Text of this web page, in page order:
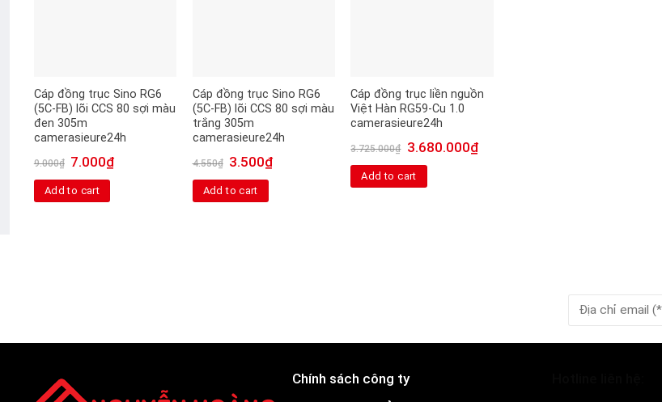
Cáp đồng trục Sino RG6
(5C-FB) lõi CCS 80 sợi màu
đen 305m
camerasieure24h
9.000₫ 7.000₫
Add to cart
Cáp đồng trục Sino RG6
(5C-FB) lõi CCS 80 sợi màu
trắng 305m
camerasieure24h
4.550₫ 3.500₫
Add to cart
Cáp đồng trục liền nguồn
Việt Hàn RG59-Cu 1.0
camerasieure24h
3.725.000₫ 3.680.000₫
Add to cart
Chính sách công ty